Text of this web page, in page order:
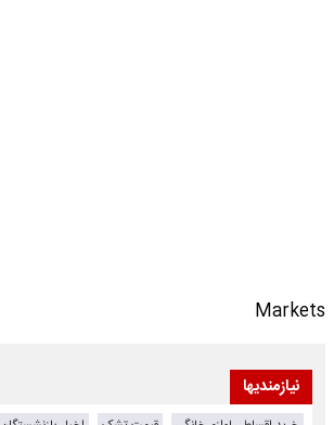
Markets
نیازمندیها